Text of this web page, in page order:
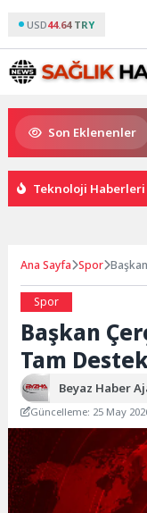
USD44.64 TRY
Son Eklenenler
Kaybetti: Kuzey
Teknoloji Haberleri
Ana Sayfa Spor
Spor
Başkan
Tam
Beyaz Haber
Güncelleme: 25 May